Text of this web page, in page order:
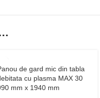
de gard mic din tabla
cu plasma MAX 30
mm x 1940 mm